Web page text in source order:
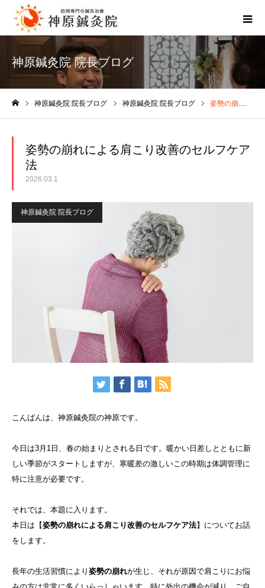
神原鍼灸院 院長ブログ
神原鍼灸院 院長ブログ 神原鍼灸院 院長ブログ 姿勢の崩れによる肩こり改善のセルフケア法
姿勢の崩れによる肩こり改善のセルフケア
法
2026.03.1
神原鍼灸院 院長ブログ
こんばんは、神原鍼灸院の神原です。
今日は3月1日、春の始まりとされる日です。暖かい日差しとともに新
しい季節がスタートしますが、寒暖差の激しいこの時期は体調管理に
特に注意が必要です。
それでは、本題に入ります。
本日は【姿勢の崩れによる肩こり改善のセルフケア法】についてお話
をします。
長年の生活習慣により 姿勢の崩れが生じ、それが原因で肩こりにお悩